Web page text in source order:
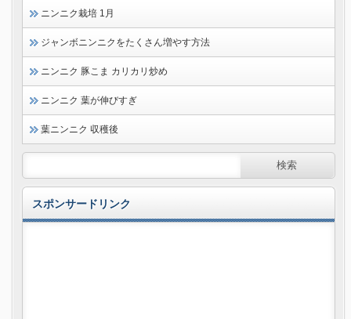
ニンニク栽培 1月
ジャンボニンニクをたくさん増やす方法
ニンニク 豚こま カリカリ炒め
ニンニク 葉が伸びすぎ
葉ニンニク 収穫後
スポンサードリンク